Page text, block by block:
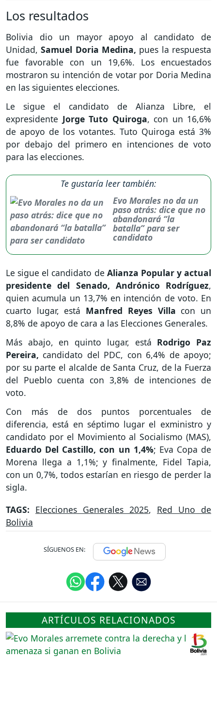
Los resultados
Bolivia dio un mayor apoyo al candidato de
Unidad,Samuel Doria Medina, pues la respuesta
fue favorable con un 19,6%. Los encuestados
mostraron su intención de votar por Doria Medina
en las siguientes elecciones.
Le sigue el candidato de Alianza Libre, el
expresidente Jorge Tuto Quiroga, con un 16,6%
de apoyo de los votantes. Tuto Quiroga está 3%
por debajo del primero en intenciones de voto
para las elecciones.
Te gustaría leer también:
Evo Morales no da un
paso atrás: dice que no
abandonará “la
batalla” para ser
candidato
Le sigue el candidato de Alianza Popular y actual
presidente del Senado, Andrónico Rodríguez,
quien acumula un 13,7% en intención de voto. En
cuarto lugar, está Manfred Reyes Villa con un
8,8% de apoyo de cara a las Elecciones Generales.
Más abajo, en quinto lugar, está Rodrigo Paz
Pereira, candidato del PDC, con 6,4% de apoyo;
por su parte el alcalde de Santa Cruz, de la Fuerza
del Pueblo cuenta con 3,8% de intenciones de
voto.
Con más de dos puntos porcentuales de
diferencia, está en séptimo lugar el exministro y
candidato por el Movimiento al Socialismo (MAS),
Eduardo Del Castillo, con un 1,4%; Eva Copa de
Morena llega a 1,1%; y finalmente, Fidel Tapia,
con un 0,7%, todos estarían en riesgo de perder la
sigla.
TAGS: Elecciones Generales 2025, Red Uno de
Bolivia
SÍGUENOS EN:
ARTÍCULOS RELACIONADOS